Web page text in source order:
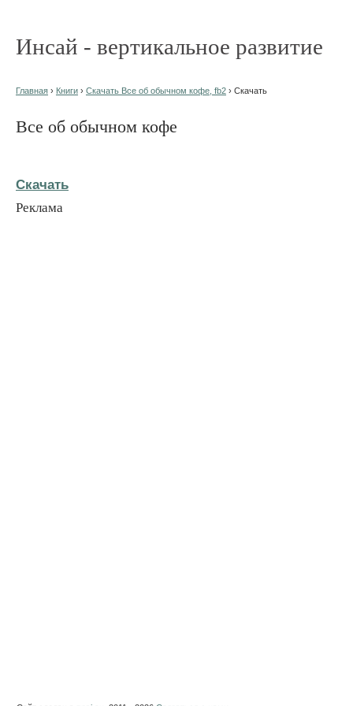
Инсай - вертикальное развитие
Главная › Книги › Скачать Все об обычном кофе, fb2 › Скачать
Все об обычном кофе
Скачать
Реклама